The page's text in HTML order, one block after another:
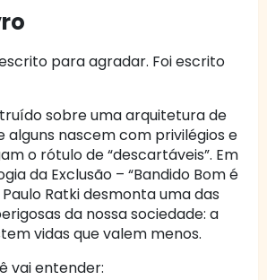
para agradar. Foi escrito
sobre uma arquitetura de
alguns nascem com privilégios e
o rótulo de “descartáveis”. Em
da Exclusão – “Bandido Bom é
Ratki desmonta uma das
da nossa sociedade: a
vidas que valem menos.
vai entender: